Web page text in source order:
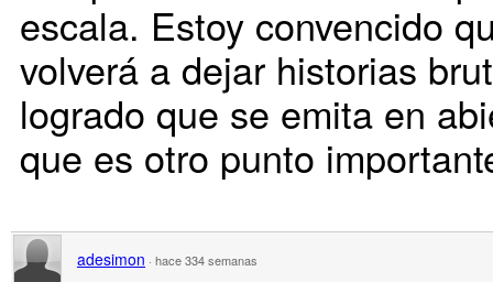
escala. Estoy convencido
volverá a dejar historias
logrado que se emita en
que es otro punto
adesimon · hace 334 semanas